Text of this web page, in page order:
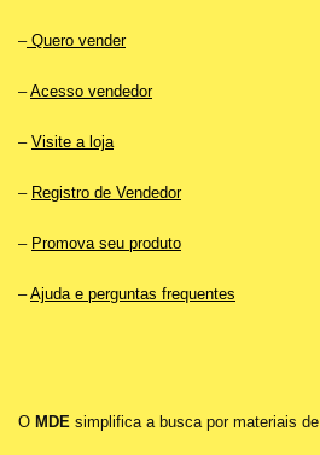
–Quero vender
–Acesso vendedor
– Visite a loja
– Registro de Vendedor
– Promova seu produto
–Ajuda e perguntas frequentes
O MDE simplifica a busca por materiais